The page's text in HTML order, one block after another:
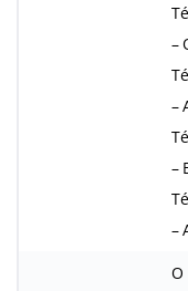
–
–
–
–
O